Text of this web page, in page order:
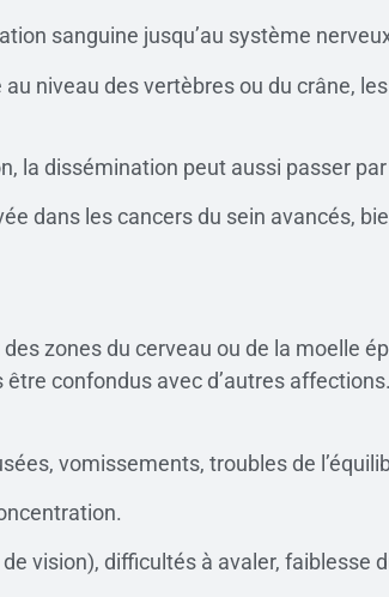
sanguine jusqu’au système
niveau des vertèbres ou du crâne,
la dissémination peut aussi passer
dans les cancers du sein avancés,
zones du cerveau ou de la moelle
confondus avec d’autres
vomissements, troubles de
vision), difficultés à avaler, faiblesse